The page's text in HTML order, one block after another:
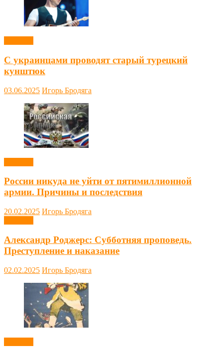
С украинцами проводят старый турецкий
кунштюк
03.06.2025 Игорь Бродяга
России никуда не уйти от пятимиллионной
армии. Причины и последствия
20.02.2025 Игорь Бродяга
Александр Роджерс: Субботняя проповедь.
Преступление и наказание
02.02.2025 Игорь Бродяга